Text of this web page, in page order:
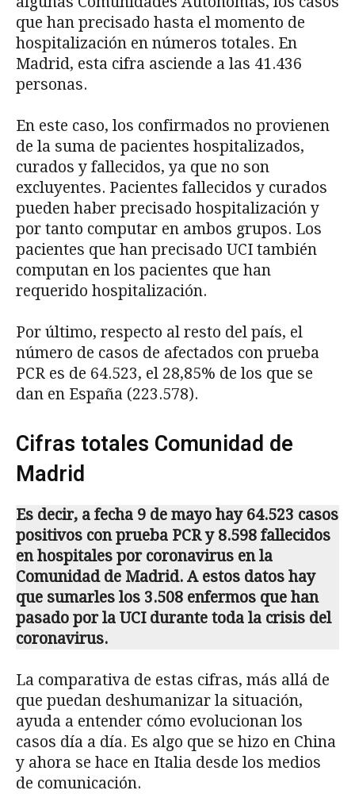
que han precisado hasta el momento de
hospitalización en números totales. En
Madrid, esta cifra asciende a las 41.436
personas.
En este caso, los confirmados no provienen
de la suma de pacientes hospitalizados,
curados y fallecidos, ya que no son
excluyentes. Pacientes fallecidos y curados
pueden haber precisado hospitalización y
por tanto computar en ambos grupos. Los
pacientes que han precisado UCI también
computan en los pacientes que han
requerido hospitalización.
Por último, respecto al resto del país, el
número de casos de afectados con prueba
PCR es de 64.523, el 28,85% de los que se
dan en España (223.578).
Cifras totales Comunidad de
Madrid
Es decir, a fecha 9 de mayo hay 64.523 casos
positivos con prueba PCR y 8.598 fallecidos
en hospitales por coronavirus en la
Comunidad de Madrid. A estos datos hay
que sumarles los 3.508 enfermos que han
pasado por la UCI durante toda la crisis del
coronavirus.
La comparativa de estas cifras, más allá de
que puedan deshumanizar la situación,
ayuda a entender cómo evolucionan los
casos día a día. Es algo que se hizo en China
y ahora se hace en Italia desde los medios
de comunicación.